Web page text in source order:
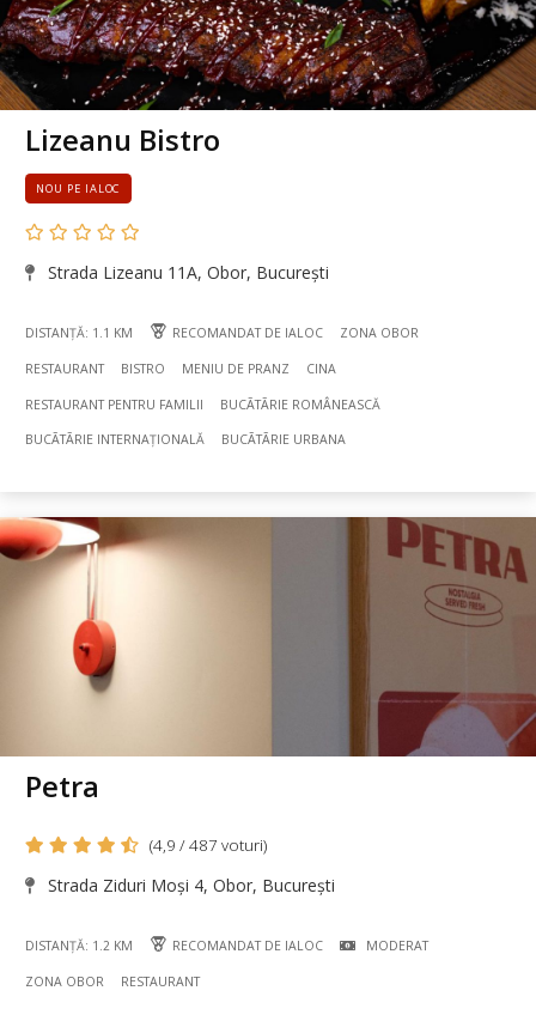
Lizeanu Bistro
NOU PE IALOC
Strada Lizeanu 11A, Obor, București
DISTANȚĂ: 1.1 KM RECOMANDAT DE IALOC ZONA OBOR
RESTAURANT BISTRO MENIU DE PRANZ CINA
RESTAURANT PENTRU FAMILII BUCÃTÃRIE ROMÂNEASCĂ
BUCÃTÃRIE INTERNAȚIONALĂ BUCÃTÃRIE URBANA
Petra
(4,9 / 487 voturi)
Strada Ziduri Moși 4, Obor, București
DISTANȚĂ: 1.2 KM RECOMANDAT DE IALOC MODERAT
ZONA OBOR RESTAURANT